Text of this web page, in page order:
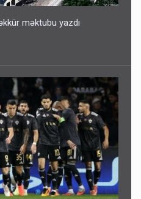
məktubu yazdı